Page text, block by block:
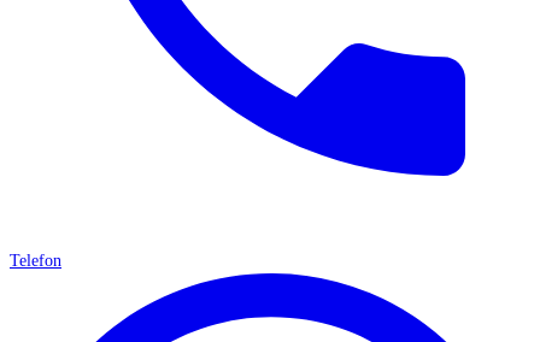
Telefon